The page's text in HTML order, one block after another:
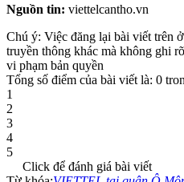
Nguồn tin: viettelcantho.vn
Chú ý: Việc đăng lại bài viết trên
truyền thông khác mà không ghi
vi phạm bản quyền
Tổng số điểm của bài viết là: 0
1
2
3
4
5
Click để đánh giá bài viết